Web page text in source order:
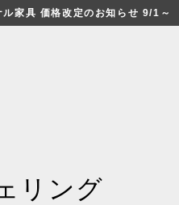
家具 価格改定のお知らせ 9/1～
リング